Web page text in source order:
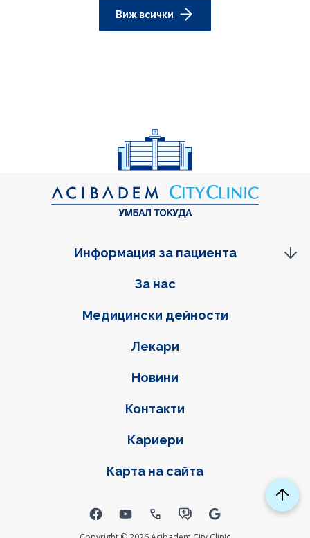
Виж всички
Фуутер навигация
За нас
Медицински дейности
Лекари
Новини
Контакти
Кариери
Карта на сайта
Информация за пациента
Social links